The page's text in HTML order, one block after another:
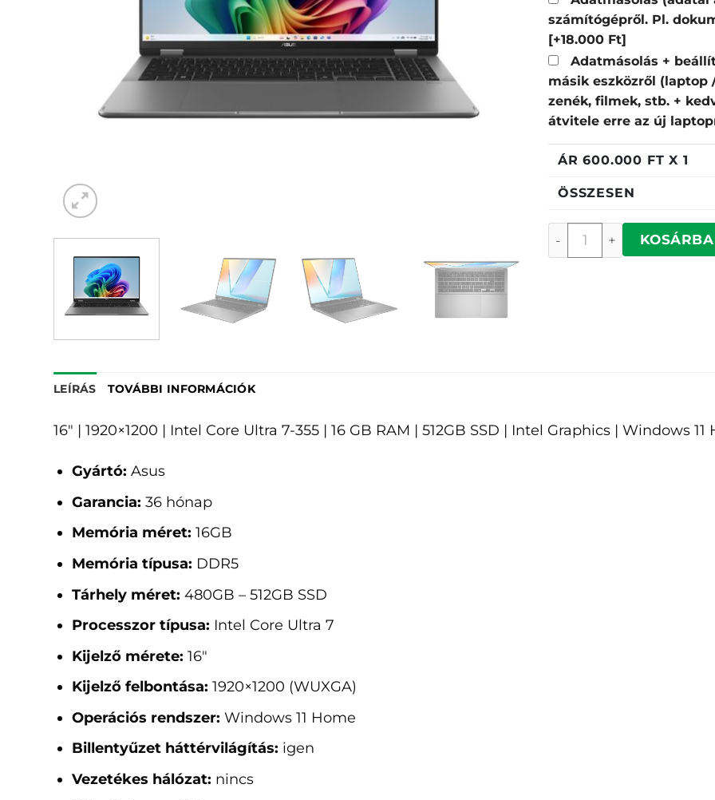
számítógépről. Pl.
[+18.000 Ft]
Adatmásolás +
másik eszközről (laptop
zenék, filmek, stb. +
átvitele erre az új
ÁR600.000 FT X 1
ÖSSZESEN
Asus TP3607AA-SI030W
LEÍRÁS TOVÁBBI INFORMÁCIÓK
16" | 1920×1200 | Intel Core Ultra 7-355 | 16 GB RAM | 512GB SSD | Intel Graphics | Windows 11
Gyártó: Asus
Garancia: 36 hónap
Memória méret: 16GB
Memória típusa: DDR5
Tárhely méret: 480GB – 512GB SSD
Processzor típusa: Intel Core Ultra 7
Kijelző mérete: 16"
Kijelző felbontása: 1920×1200 (WUXGA)
Operációs rendszer: Windows 11 Home
Billentyűzet háttérvilágítás: igen
Vezetékes hálózat: nincs